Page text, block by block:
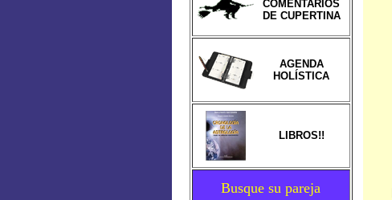
COMENTARIOS
DE CUPERTINA
AGENDA
HOLÍSTICA
LIBROS!!
Busque su pareja